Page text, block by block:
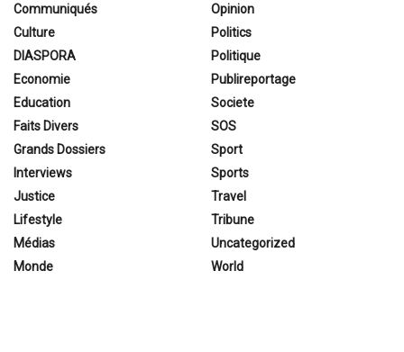
Communiqués
Culture
DIASPORA
Economie
Education
Faits Divers
Grands Dossiers
Interviews
Justice
Lifestyle
Médias
Monde
Opinion
Politics
Politique
Publireportage
Societe
SOS
Sport
Sports
Travel
Tribune
Uncategorized
World